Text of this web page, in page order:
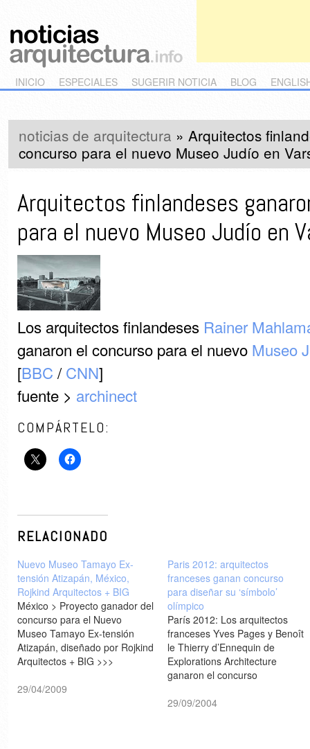
Main menu
Skip to primary content
Skip to secondary content
INICIO ESPECIALES SUGERIR NOTICIA BLOG
noticias de arquitectura » Arquitectos
concurso para el nuevo Museo Judío en
Arquitectos finlandeses
para el nuevo Museo Judío en
Los arquitectos finlandeses Rainer
ganaron el concurso para el nuevo Museo
[BBC /CNN]
fuente > archinect
COMPÁRTELO:
RELACIONADO
Nuevo Museo Tamayo Ex-
tensión Atizapán, México,
Rojkind Arquitectos + BIG
México > Proyecto ganador del
concurso para el Nuevo
Museo Tamayo Ex-tensión
Atizapán, diseñado por Rojkind
Arquitectos + BIG >>>
29/04/2009
Paris 2012: arquitectos
franceses ganan concurso
para diseñar su ‘símbolo’
olímpico
París 2012: Los arquitectos
franceses Yves Pages y Benoît
le Thierry d’Ennequin de
Explorations Architecture
ganaron el concurso
emblema de París candidata a
29/09/2004